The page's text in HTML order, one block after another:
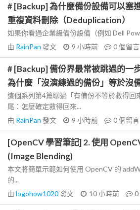
# [Backup] 為什麼備份設備可以塞
重複資料刪除（Deduplication）
如果你看過企業級備份設備（例如 Dell
由 RainPan 發文 9 小時前 0個留言
# [Backup] 備份界最常被跳過的一
為什麼「沒演練過的備份」等於沒
這個系列第4篇聊過「有備份不等於救得回
尾：怎麼確定救得回來...
由 RainPan 發文 9 小時前 0個留言
[OpenCV 學習筆記] 2. 使用
(Image Blending)
本文將簡單示範如何使用 OpenCV 的
的...
由 logohow1020發文 10 小時前 0